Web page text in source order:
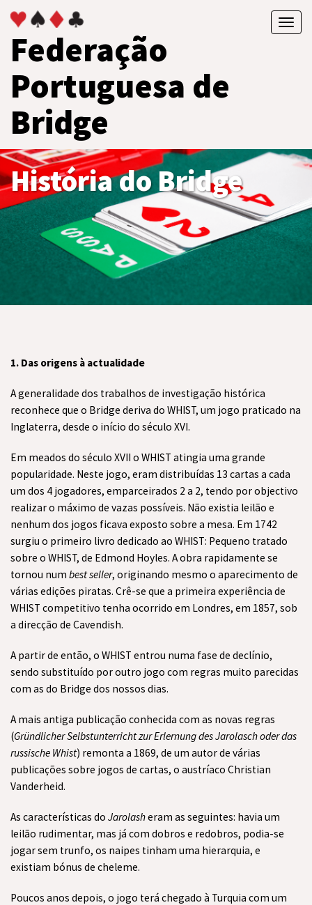
Federação
Portuguesa de
Bridge
História do Bridge
1. Das origens à actualidade
A generalidade dos trabalhos de investigação histórica
reconhece que o Bridge deriva do WHIST, um jogo praticado na
Inglaterra, desde o início do século XVI.
Em meados do século XVII o WHIST atingia uma grande
popularidade. Neste jogo, eram distribuídas 13 cartas a cada
um dos 4 jogadores, emparceirados 2 a 2, tendo por objectivo
realizar o máximo de vazas possíveis. Não existia leilão e
nenhum dos jogos ficava exposto sobre a mesa. Em 1742
surgiu o primeiro livro dedicado ao WHIST: Pequeno tratado
sobre o WHIST, de Edmond Hoyles. A obra rapidamente se
tornou num best seller, originando mesmo o aparecimento de
várias edições piratas. Crê-se que a primeira experiência de
WHIST competitivo tenha ocorrido em Londres, em 1857, sob
a direcção de Cavendish.
A partir de então, o WHIST entrou numa fase de declínio,
sendo substituído por outro jogo com regras muito parecidas
com as do Bridge dos nossos dias.
A mais antiga publicação conhecida com as novas regras
(Gründlicher Selbstunterricht zur Erlernung des Jarolasch oder das
russische Whist) remonta a 1869, de um autor de várias
publicações sobre jogos de cartas, o austríaco Christian
Vanderheid.
As características do Jarolasheram as seguintes: havia um
leilão rudimentar, mas já com dobros e redobros, podia-se
jogar sem trunfo, os naipes tinham uma hierarquia, e
existiam bónus de cheleme.
Poucos anos depois, o jogo terá chegado à Turquia com um